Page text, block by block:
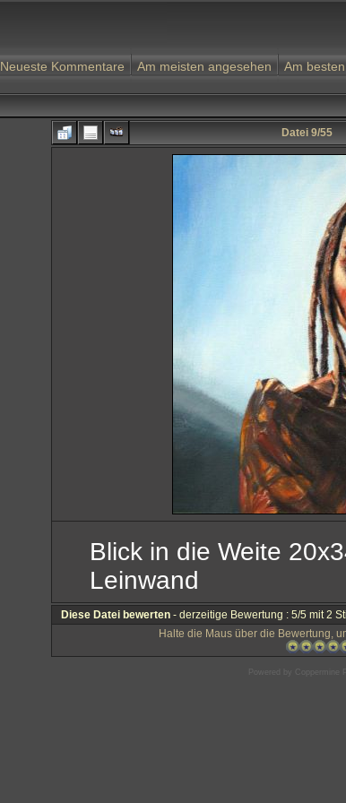
Neueste Kommentare Am meisten angesehen Am
Datei 9/55
Blick in die Weite
Leinwand
Diese Datei bewerten - derzeitige Bewertung : 5/5 mit 2
Halte die Maus über die Bewertung,